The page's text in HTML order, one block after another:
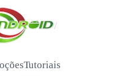
/
Tutoriais